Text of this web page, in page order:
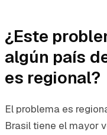
¿Este
algún país
es regional?
El problema es
Brasil tiene el mayor